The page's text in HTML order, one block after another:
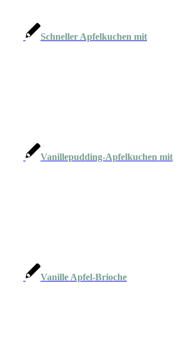
Schneller Apfelkuchen mit
Vanillepudding-Apfelkuchen mit
Vanille Apfel-Brioche